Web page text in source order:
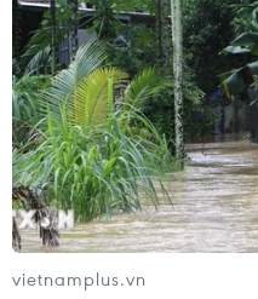
vietnamplus.vn